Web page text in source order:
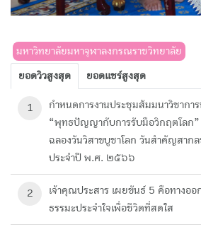
มหาวิทยาลัยมหาจุฬาลงกรณราชวิทยาลัย
ยอดวิวสูงสุด ยอดแชร์สูงสุด
1
กำหนดการงานประชุมสัมมนาวิชาการ
“พุทธปัญญากับการรับมือวิกฤตโลก”
ฉลองวันวิสาขบูชาโลก วันสำคัญสาก
ประจำปี พ.ศ. ๒๕๖๖
2
เจ้าคุณประสาร เผยขันธ์ 5 คือทางออ
ธรรมะประจำใจเพื่อชีวิตที่สดใส